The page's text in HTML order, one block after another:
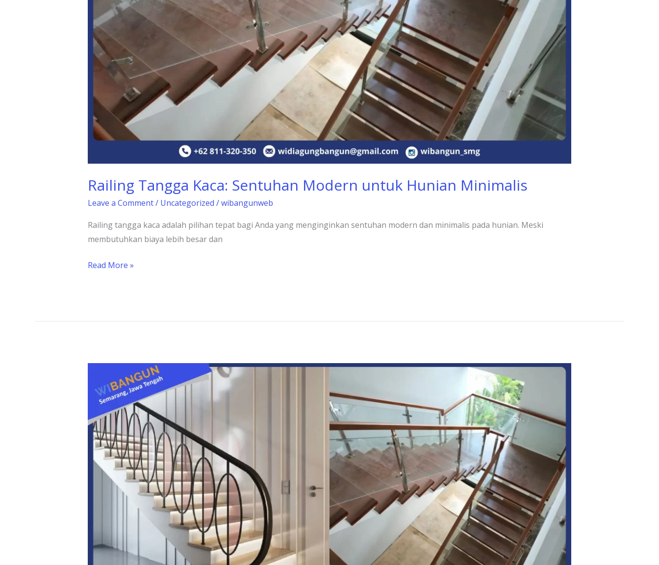
Railing Tangga Kaca: Sentuhan Modern untuk Hunian Minimalis
Leave a Comment/ Uncategorized /wibangunweb
Railing tangga kaca adalah pilihan tepat bagi Anda yang menginginkan sentuhan modern dan minimalis pada hunian. Meski
membutuhkan biaya lebih besar dan
Hunian
Minimalis
Read More »
Tangga
Besi
sama
Kayu
Bagusan
Mana?